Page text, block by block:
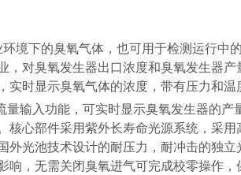
境下的臭氧气体，也可用于检测运行中
，对臭氧发生器出口浓度和臭氧发生器产
实时显示臭氧气体的浓度，带有压力和
量输入功能， 可实时显示臭氧发生器的产
核心部件采用紫外长寿命光源系统，采
外光池技术设计的耐压力，耐冲击的独
响，无需关闭臭氧进气可完成校零操作，